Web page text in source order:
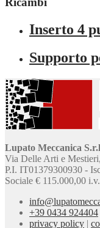
Inserto 4
Supporto
Lupato Meccanica
Via Delle Arti e
P.I. IT01379300930 -
Sociale € 115.000,00 i.v.
+39 0434 924404
privacy policy